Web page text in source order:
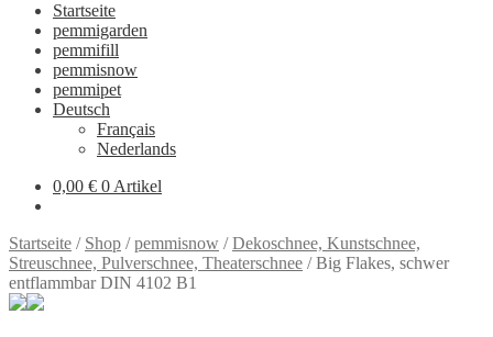
Startseite
pemmigarden
pemmifill
pemmisnow
pemmipet
Deutsch
Français
Nederlands
0,00 € 0 Artikel
Startseite / Shop /pemmisnow /Dekoschnee, Kunstschnee,
Streuschnee, Pulverschnee, Theaterschnee /Big Flakes, schwer
entflammbar DIN 4102 B1